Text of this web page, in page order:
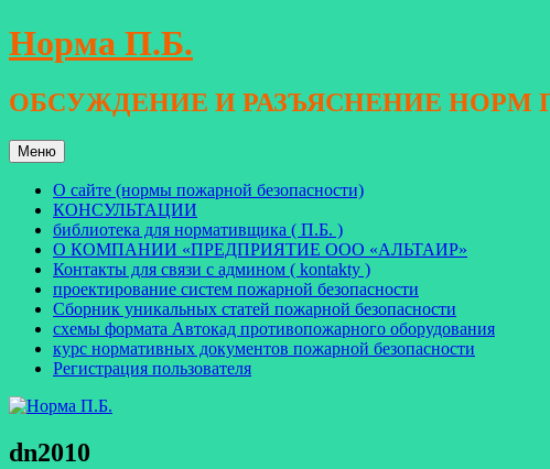
Перейти
к
Норма П.Б.
ОБСУЖДЕНИЕ И РАЗЪЯСНЕНИЕ
Меню
О сайте (нормы пожарной безопасности)
КОНСУЛЬТАЦИИ
библиотека для нормативщика ( П.Б. )
О КОМПАНИИ «ПРЕДПРИЯТИЕ ООО «АЛЬТАИР»
Контакты для связи с админом ( kontakty )
проектирование систем пожарной безопасности
Сборник уникальных статей пожарной безопасности
схемы формата Автокад противопожарного оборудования
курс нормативных документов пожарной безопасности
Регистрация пользователя
dn2010